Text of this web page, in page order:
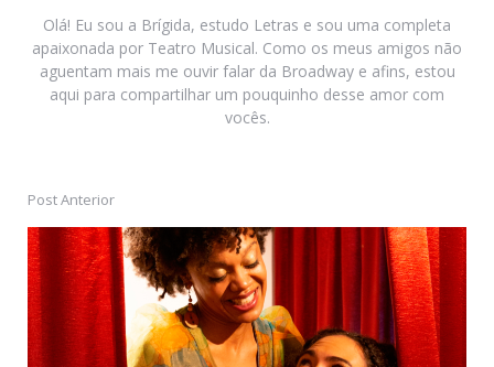
Olá! Eu sou a Brígida, estudo Letras e sou uma completa
apaixonada por Teatro Musical. Como os meus amigos não
aguentam mais me ouvir falar da Broadway e afins, estou
aqui para compartilhar um pouquinho desse amor com
vocês.
Post
navigation
Post Anterior